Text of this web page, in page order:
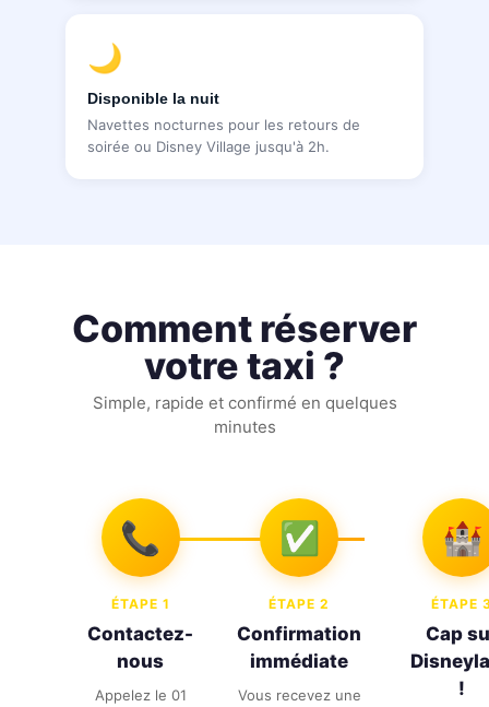
🌙
Disponible la nuit
Navettes nocturnes pour les retours de
soirée ou Disney Village jusqu'à 2h.
Comment réserver
votre taxi ?
Simple, rapide et confirmé en quelques
minutes
📞
ÉTAPE 1
Contactez-
nous
Appelez le 01
✅
ÉTAPE 2
Confirmation
immédiate
Vous recevez une
🏰
ÉTAPE
Cap
!